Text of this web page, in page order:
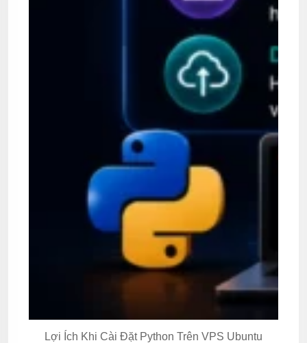
Lợi Ích Khi Cài Đặt Python Trên VPS Ubuntu